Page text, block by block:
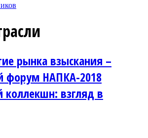
рынка взыскания –
форум НАПКА-2018
коллекшн: взгляд в